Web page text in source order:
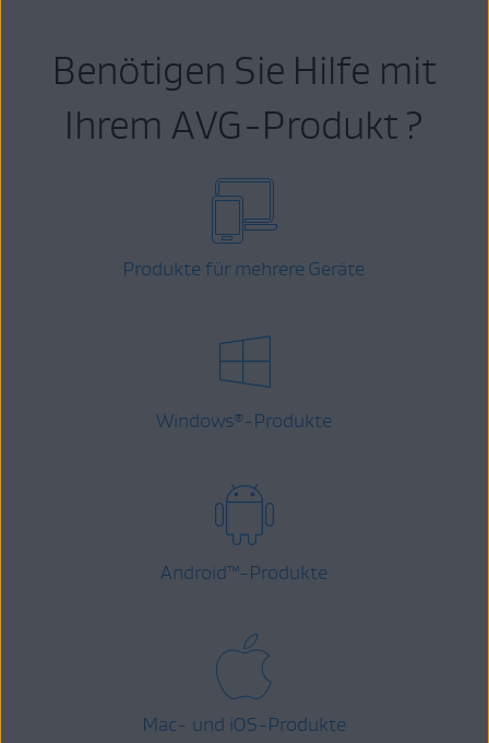
Benötigen Sie Hilfe mit
Ihrem AVG-Produkt ?
Produkte für mehrere Geräte
Windows® -Produkte
Android™-Produkte
Mac- und iOS-Produkte